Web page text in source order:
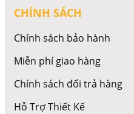
CHÍNH SÁCH
Chính sách bảo hành
Miễn phí giao hàng
Chính sách đổi trả hàng
Hỗ Trợ Thiết Kế